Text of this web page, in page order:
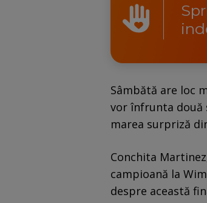
Sâmbătă are loc
vor înfrunta două
marea surpriză
Conchita
campioană la
despre această